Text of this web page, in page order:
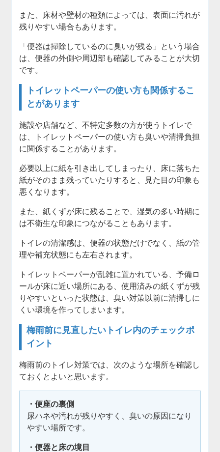
また、床材や壁材の種類によっては、表面に汚れが
残りやすい場合もあります。
「便器は掃除しているのに臭いが残る」という場合
は、便器の外側や周辺部も確認してみることが大切
です。
トイレットペーパーの使い方も関係するこ
とがあります
施設や店舗など、不特定多数の方が使うトイレで
は、トイレットペーパーの使い方も臭いや清掃負担
に関係することがあります。
必要以上に紙を引き出してしまったり、床に落ちた
紙がそのまま残っていたりすると、見た目の印象も
悪くなります。
また、紙くずが床に残ることで、湿気の多い時期に
は不衛生な印象につながることもあります。
トイレの清潔感は、便器の状態だけでなく、紙の管
理や補充状態にも左右されます。
トイレットペーパーが乱雑に置かれている、予備ロ
ールが床に近い場所にある、使用済みの紙くずが残
りやすいといった状態は、臭い対策以前に清掃しに
くい環境を作ってしまいます。
梅雨前に見直したいトイレ内のチェックポ
イント
梅雨前のトイレ対策では、次のような場所を確認し
ておくとよいと思います。
・便座の裏側
尿ハネや汚れが残りやすく、臭いの原因になり
やすい場所です。
・便器と床の境目